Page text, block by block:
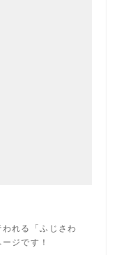
われる「ふじさわ
ジです！